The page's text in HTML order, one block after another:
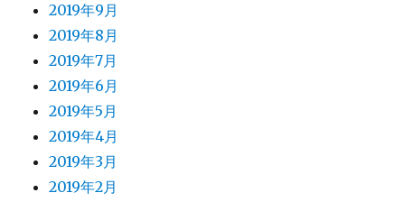
2019年9月
2019年8月
2019年7月
2019年6月
2019年5月
2019年4月
2019年3月
2019年2月